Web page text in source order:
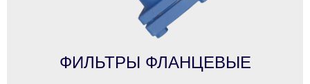
ФИЛЬТРЫ ФЛАНЦЕВЫЕ